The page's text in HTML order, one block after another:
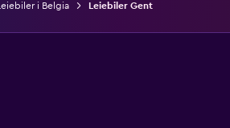
i Belgia Leiebiler Gent